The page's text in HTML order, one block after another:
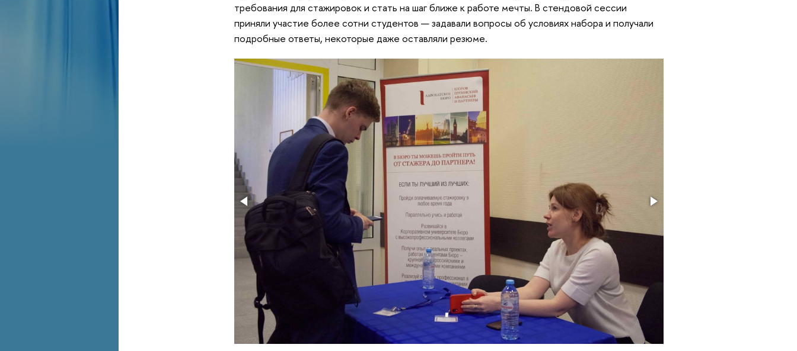
требования для стажировок и стать на шаг ближе к работе мечты. В стендовой сессии
приняли участие более сотни студентов — задавали вопросы об условиях набора и получали
подробные ответы, некоторые даже оставляли резюме.